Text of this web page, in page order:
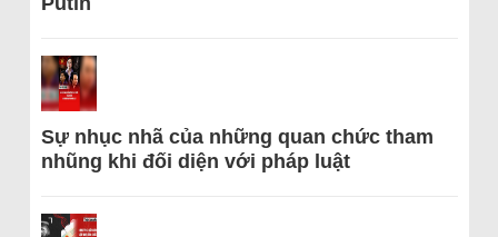
Sự nhục nhã của những quan chức tham
nhũng khi đối diện với pháp luật